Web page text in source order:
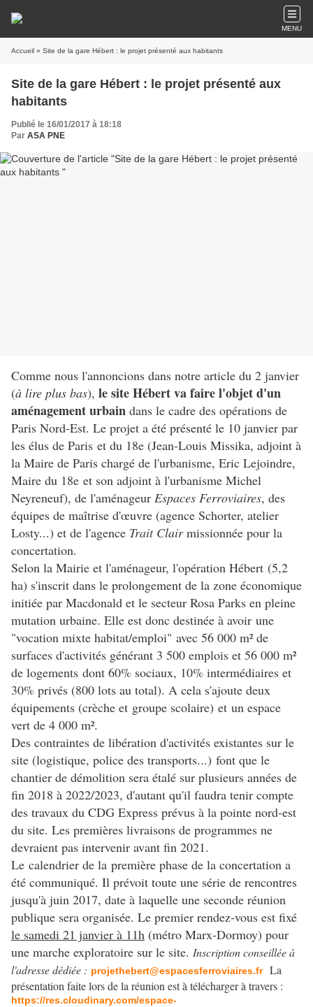
MENU
Accueil » Site de la gare Hébert : le projet présenté aux habitants
Site de la gare Hébert : le projet présenté aux
habitants
Publié le 16/01/2017 à 18:18
Par ASA PNE
Comme nous l'annoncions dans notre article du 2 janvier
(à lire plus bas), le site Hébert va faire l'objet d'un
aménagement urbain dans le cadre des opérations de
Paris Nord-Est. Le projet a été présenté le 10 janvier par
les élus de Paris et du 18e (Jean-Louis Missika, adjoint à
la Maire de Paris chargé de l'urbanisme, Eric Lejoindre,
Maire du 18e et son adjoint à l'urbanisme Michel
Neyreneuf), de l'aménageur Espaces Ferroviaires, des
équipes de maîtrise d'œuvre (agence Schorter, atelier
Losty...) et de l'agence Trait Clairmissionnée pour la
concertation.
Selon la Mairie et l'aménageur, l'opération Hébert (5,2
ha) s'inscrit dans le prolongement de la zone économique
initiée par Macdonald et le secteur Rosa Parks en pleine
mutation urbaine. Elle est donc destinée à avoir une
"vocation mixte habitat/emploi" avec 56 000 m² de
surfaces d'activités générant 3 500 emplois et 56 000 m²
de logements dont 60% sociaux, 10% intermédiaires et
30% privés (800 lots au total). A cela s'ajoute deux
équipements (crèche et groupe scolaire) et un espace
vert de 4 000 m².
Des contraintes de libération d'activités existantes sur le
site (logistique, police des transports...) font que le
chantier de démolition sera étalé sur plusieurs années de
fin 2018 à 2022/2023, d'autant qu'il faudra tenir compte
des travaux du CDG Express prévus à la pointe nord-est
du site. Les premières livraisons de programmes ne
devraient pas intervenir avant fin 2021.
Le calendrier de la première phase de la concertation a
été communiqué. Il prévoit toute une série de rencontres
jusqu'à juin 2017, date à laquelle une seconde réunion
publique sera organisée. Le premier rendez-vous est fixé
le samedi 21 janvier à 11h (métro Marx-Dormoy) pour
une marche exploratoire sur le site. Inscription conseillée à
l'adresse dédiée : projethebert@espacesferroviaires.frLa
présentation faite lors de la réunion est à télécharger à travers :
https://res.cloudinary.com/espace-